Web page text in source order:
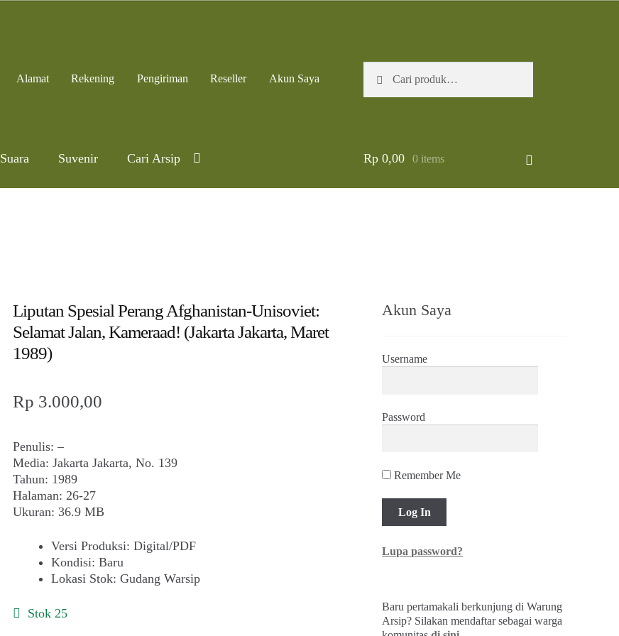
Alamat Rekening Pengiriman Reseller Akun Saya
untuk:
Suara Suvenir Cari Arsip Rp0,00 0 items
Liputan Spesial Perang Afghanistan-Unisoviet:
Selamat Jalan, Kameraad! (Jakarta Jakarta, Maret
1989)
Rp 3.000,00
Penulis: –
Media: Jakarta Jakarta, No. 139
Tahun: 1989
Halaman: 26-27
Ukuran: 36.9 MB
Versi Produksi: Digital/PDF
Kondisi: Baru
Lokasi Stok: Gudang Warsip
Stok 25
Akun Saya
Username
Password
Remember Me
Lupa password?
Baru pertamakali berkunjung di Warung
Arsip? Silakan mendaftar sebagai warga